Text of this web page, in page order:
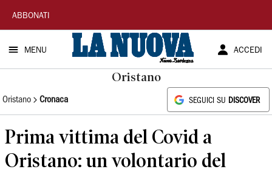
La
Nuova
Sardegna
ABBONATI
MENU ACCEDI
Oristano
Oristano Cronaca SEGUICI SU DISCOVER
Prima vittima del Covid a
Oristano: un volontario del